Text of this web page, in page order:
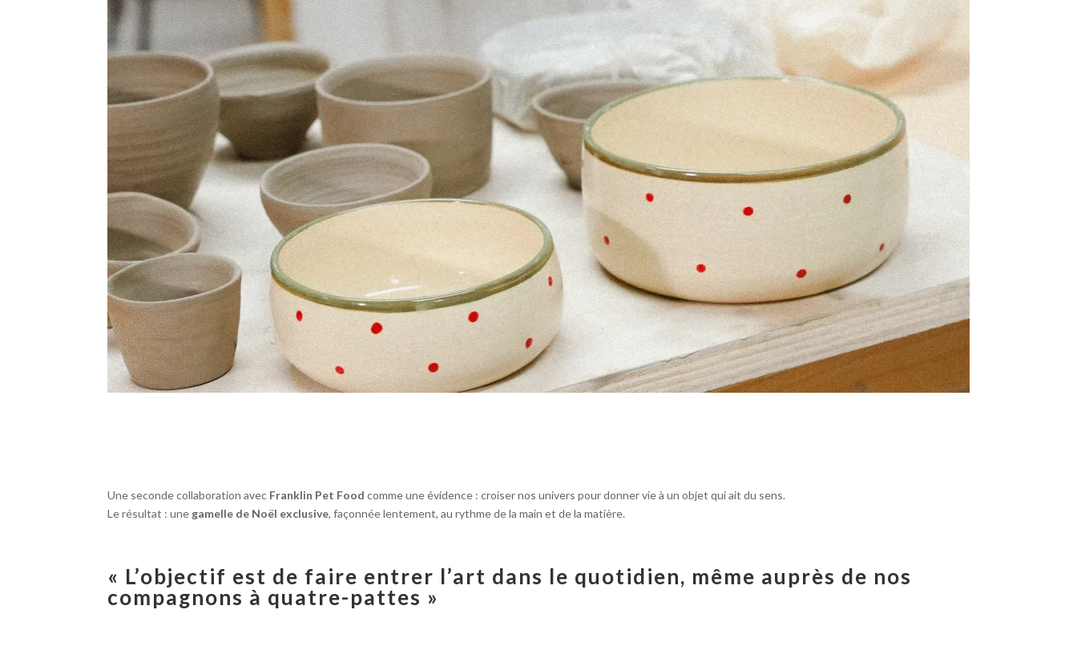
Une seconde collaboration avec Franklin Pet Food comme une évidence : croiser nos univers pour donner vie à un objet qui ait du sens.
Le résultat : une gamelle de Noël exclusive, façonnée lentement, au rythme de la main et de la matière.
« L’objectif est de faire entrer l’art dans le quotidien, même auprès de nos
compagnons à quatre-pattes »